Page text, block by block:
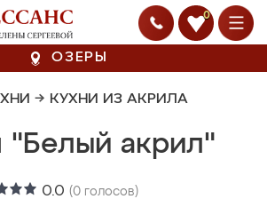
0
ОЗЕРЫ
→ КУХНИ ИЗ АКРИЛА
"Белый акрил"
0.0 (0 голосов)